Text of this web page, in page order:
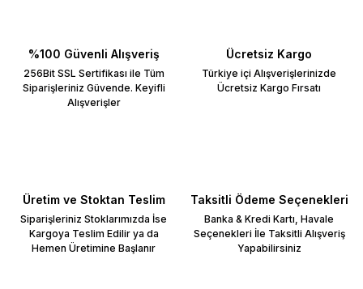
%100 Güvenli Alışveriş
256Bit SSL Sertifikası ile Tüm
Siparişleriniz Güvende. Keyifli
Alışverişler
Ücretsiz Kargo
Türkiye içi Alışverişlerinizde
Ücretsiz Kargo Fırsatı
Üretim ve Stoktan Teslim
Siparişleriniz Stoklarımızda İse
Kargoya Teslim Edilir ya da
Hemen Üretimine Başlanır
Taksitli Ödeme Seçenekleri
Banka & Kredi Kartı, Havale
Seçenekleri İle Taksitli Alışveriş
Yapabilirsiniz